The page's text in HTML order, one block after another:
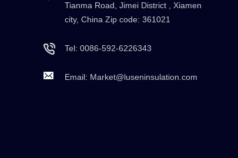
Tianma Road, Jimei District , Xiamen
city, China Zip code: 361021
Tel:0086-592-6226343
Email: Market@luseninsulation.com